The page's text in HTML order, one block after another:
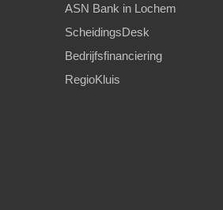
ASN Bank in Lochem
ScheidingsDesk
Bedrijfsfinanciering
RegioKluis